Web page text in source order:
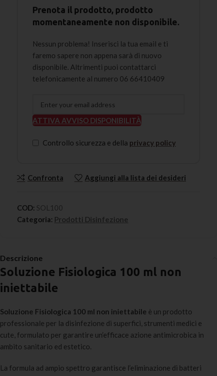
Prenota il prodotto, prodotto
momentaneamente non disponibile.
Nessun problema! Inserisci la tua email e ti
faremo sapere non appena sarà di nuovo
disponibile. Altrimenti puoi contattarci
telefonicamente al numero 06 66410409
ATTIVA AVVISO DISPONIBILITÀ
Controllo sicurezza e della privacy policy
Confronta Aggiungi alla lista dei desideri
COD: SOL100
Categoria: Prodotti Disinfezione
Descrizione
Soluzione Fisiologica 100 ml non
iniettabile
Soluzione Fisiologica 100 ml non iniettabile è un prodotto
professionale per la disinfezione di superfici, strumenti medici e
cute, formulato per garantire un’efficace azione antimicrobica in
ambito sanitario ed estetico.
La formula ad ampio spettro garantisce l’eliminazione di batteri